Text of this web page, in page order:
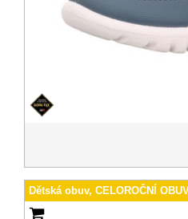
Dětská obuv, CELOROČNÍ